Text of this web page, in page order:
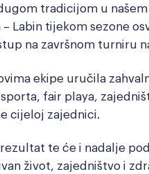
tradicijom u
Labin tijekom sezone
na završnom turniru
ekipe uručila
fair playa,
cijeloj zajednici.
rezultat te će i nadalje
život, zajedništvo i